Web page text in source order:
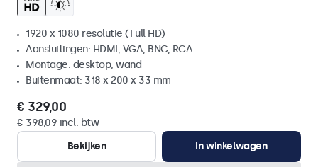
1920 x 1080 resolutie (Full HD)
Aansluitingen: HDMI, VGA, BNC, RCA
Montage: desktop, wand
Buitenmaat: 318 x 200 x 33 mm
€ 329,00
€ 398,09 incl. btw
Bekijken
In winkelwagen